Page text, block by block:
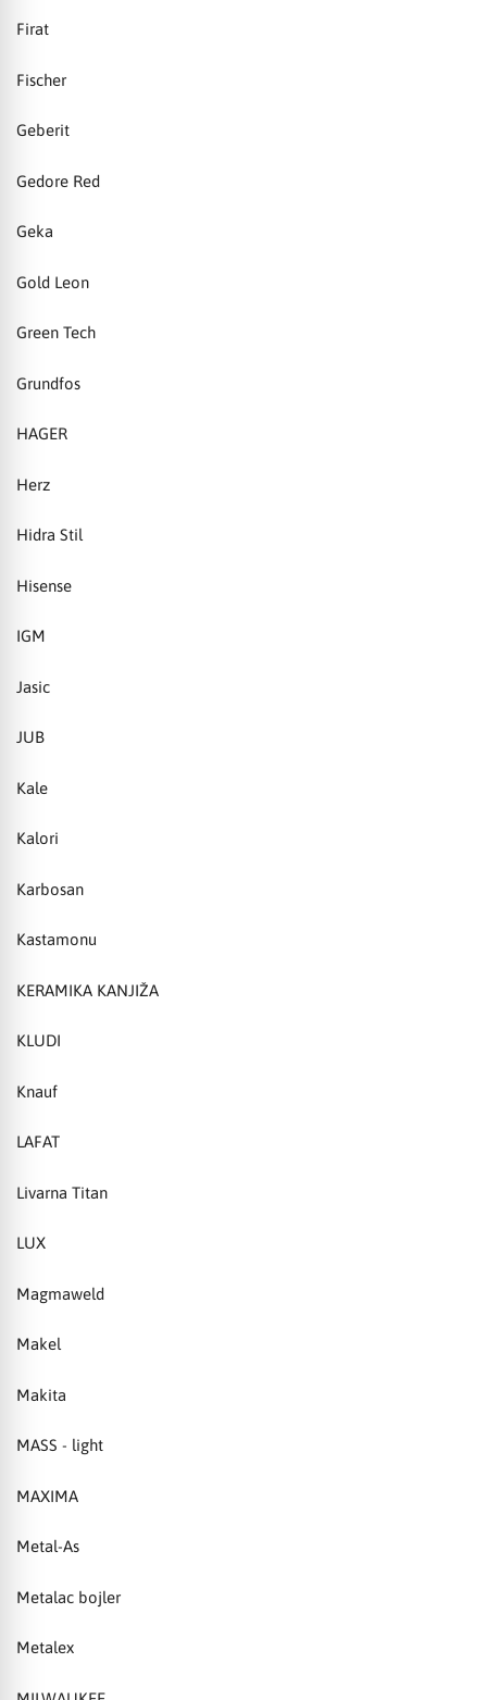
Firat
Fischer
Geberit
Gedore Red
Geka
Gold Leon
Green Tech
Grundfos
HAGER
Herz
Hidra Stil
Hisense
IGM
Jasic
JUB
Kale
Kalori
Karbosan
Kastamonu
KERAMIKA KANJIŽA
KLUDI
Knauf
LAFAT
Livarna Titan
LUX
Magmaweld
Makel
Makita
MASS - light
MAXIMA
Metal-As
Metalac bojler
Metalex